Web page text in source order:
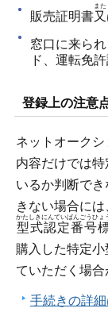
販売証明書又
また
窓口に来られ
ド、運転免許
登録上の注意
ネットオーク
内容だけでは
いるか判断で
きない場合には
型式認定番号
かたしきにんていばんごうひょ
購入した特定
ていただく場合
手続きの詳